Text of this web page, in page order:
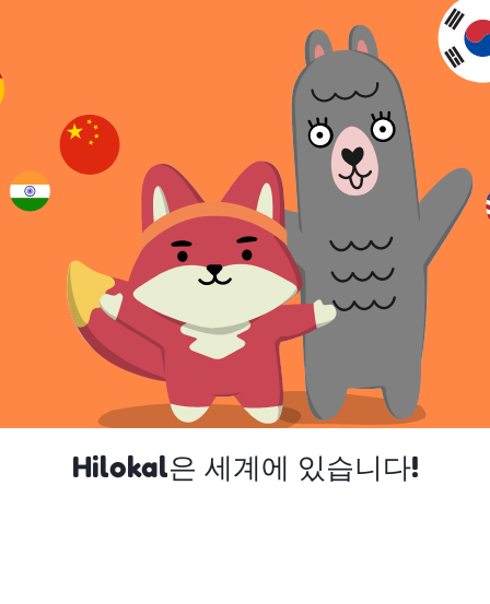
Hilokal은 세계에 있습니다!